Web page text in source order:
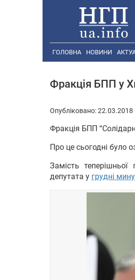
ГОЛОВНА НОВИНИ
Фракція БПП у
Опубліковано:22.03.2018
Фракція БПП
Про це сьогодні було
Замість
депутата у грудні